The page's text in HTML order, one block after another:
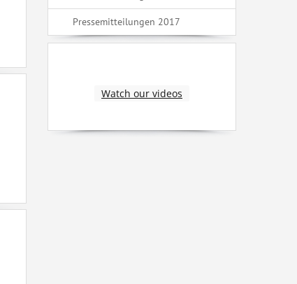
Pressemitteilungen 2017
Watch our videos